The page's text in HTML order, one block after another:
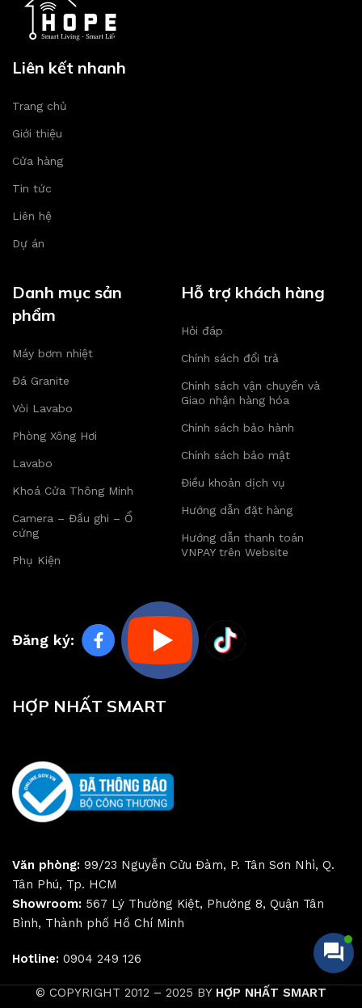
Liên kết nhanh
Trang chủ
Giới thiệu
Cửa hàng
Tin tức
Liên hệ
Dự án
Danh mục sản
phẩm
Máy bơm nhiệt
Đá Granite
Vòi Lavabo
Phòng Xông Hơi
Lavabo
Khoá Cửa Thông Minh
Camera – Đầu ghi – Ổ
cứng
Phụ Kiện
Hỗ trợ khách hàng
Hỏi đáp
Chính sách đổi trả
Chính sách vận chuyển và
Giao nhận hàng hóa
Chính sách bảo hành
Chính sách bảo mật
Điều khoản dịch vụ
Hướng dẫn đặt hàng
Hướng dẫn thanh toán
VNPAY trên Website
Đăng ký:
HỢP NHẤT SMART
Văn phòng: 99/23 Nguyễn Cửu Đàm, P. Tân Sơn Nhì, Q.
Tân Phú, Tp. HCM
Showroom: 567 Lý Thường Kiệt, Phường 8, Quận Tân
Bình, Thành phố Hồ Chí Minh
Hotline: 0904 249 126
© COPYRIGHT 2012 – 2025 BY HỢP NHẤT SMART